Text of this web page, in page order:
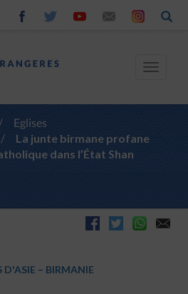
Toggle
/
Eglises
/
La junte birmane profane
dans l’État Shan
D'ASIE – BIRMANIE